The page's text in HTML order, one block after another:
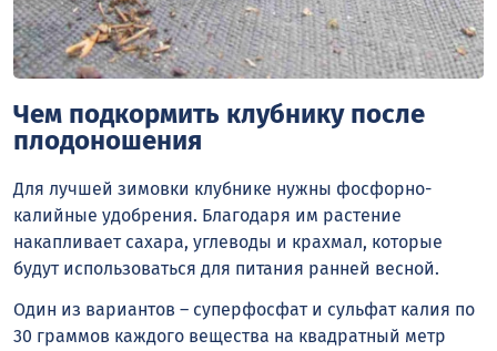
Чем подкормить клубнику после
плодоношения
Для лучшей зимовки клубнике нужны фосфорно-
калийные удобрения. Благодаря им растение
накапливает сахара, углеводы и крахмал, которые
будут использоваться для питания ранней весной.
Один из вариантов – суперфосфат и сульфат калия по
30 граммов каждого вещества на квадратный метр